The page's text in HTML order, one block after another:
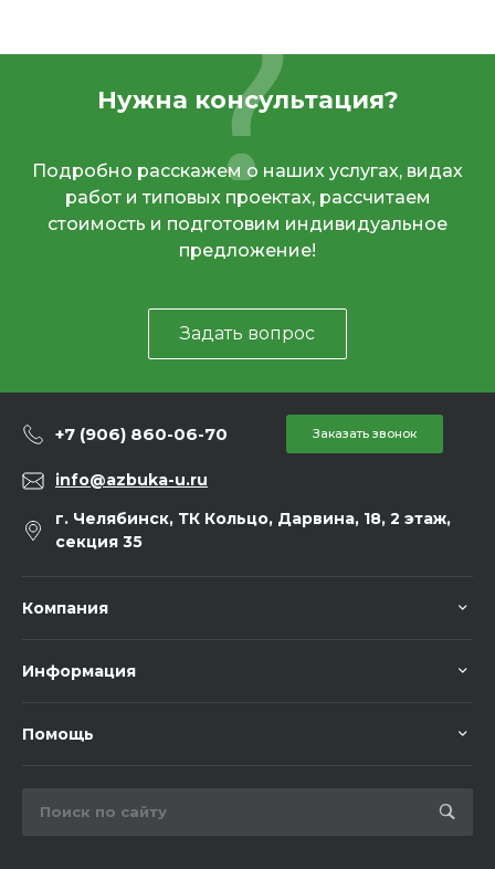
Нужна консультация?
Подробно расскажем о наших услугах, видах
работ и типовых проектах, рассчитаем
стоимость и подготовим индивидуальное
предложение!
Задать вопрос
+7 (906) 860-06-70 Заказать звонок
info@azbuka-u.ru
г. Челябинск, ТК Кольцо, Дарвина, 18, 2 этаж,
секция 35
Компания
Информация
Помощь